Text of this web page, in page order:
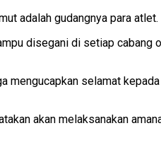
adalah gudangnya para atlet.
disegani di setiap
mengucapkan selamat
akan melaksanakan